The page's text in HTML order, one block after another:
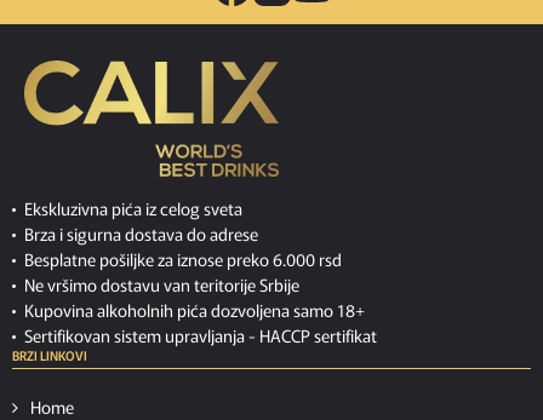
Ekskluzivna pića iz celog sveta
Brza i sigurna dostava do adrese
Besplatne pošiljke za iznose preko 6.000 rsd
Ne vršimo dostavu van teritorije Srbije
Kupovina alkoholnih pića dozvoljena samo 18+
Sertifikovan sistem upravljanja - HACCP sertifikat
BRZI LINKOVI
Home